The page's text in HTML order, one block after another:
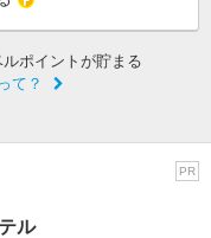
ポイントが貯まる
て？
PR
ル